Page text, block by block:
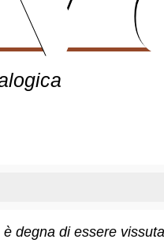
degna di essere